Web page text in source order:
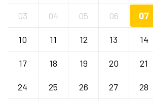
03 04 05 06 07
10 11 12 13 14
17 18 19 20 21
24 25 26 27 28